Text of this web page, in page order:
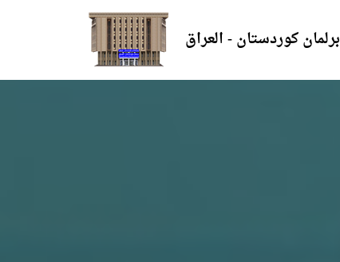
برلمان كوردستان - العراق